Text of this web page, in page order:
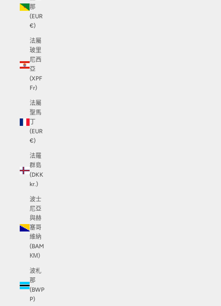
那
(EUR
€)
法屬
玻里
尼西
亞
(XPF
Fr)
法屬
聖馬
(EUR
€)
法羅
群島
(DKK
kr.)
波士
尼亞
與赫
塞哥
維納
(BAM
КМ)
波札
那
(BWP
P)